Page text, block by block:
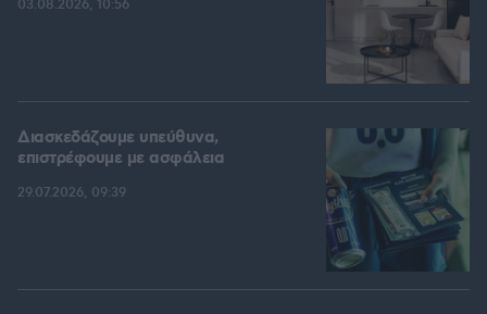
03.08.2026, 10:56
Διασκεδάζουμε υπεύθυνα,
επιστρέφουμε με ασφάλεια
29.07.2026, 09:39